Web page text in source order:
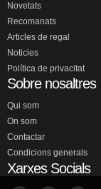
Novetats
Recomanats
Articles de regal
Noticies
Política de privacitat
Sobre nosaltres
Qui som
On som
Contactar
Condicions generals
Xarxes Socials